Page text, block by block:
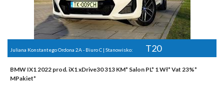
Juliana Konstantego Ordona 2A - Biuro C | Stanowisko: T20
BMW IX1 2022 prod. iX1 xDrive30 313 KM* Salon PL* 1 Wł* Vat 23%*
MPakiet*